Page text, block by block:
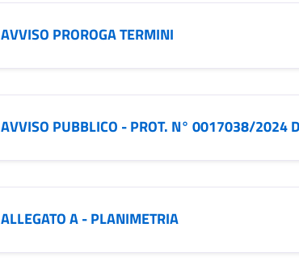
AVVISO PROROGA TERMINI
AVVISO PUBBLICO - PROT. N° 0017038/2024
ALLEGATO A - PLANIMETRIA